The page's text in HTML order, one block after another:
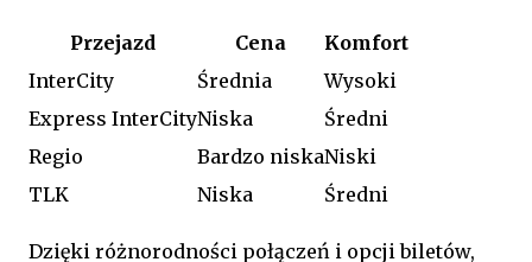
Przejazd Cena
Komfort
InterCity
Średnia
Wysoki
Express InterCityNiska
Średni
Regio
Bardzo niskaNiski
TLK
Niska Średni
Dzięki różnorodności połączeń i opcji biletów,